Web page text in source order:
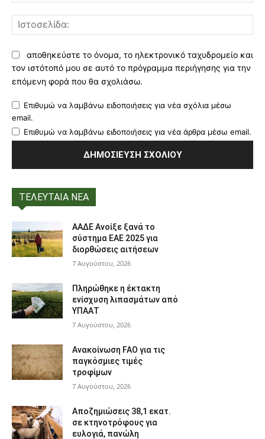
αποθηκεύστε το όνομα, το ηλεκτρονικό ταχυδρομείο και
τον ιστότοπό μου σε αυτό το πρόγραμμα περιήγησης για την
επόμενη φορά που θα σχολιάσω.
Επιθυμώ να λαμβάνω ειδοποιήσεις για νέα σχόλια μέσω
email.
Επιθυμώ να λαμβάνω ειδοποιήσεις για νέα άρθρα μέσω email.
ΤΕΛΕΥΤΑΙΑ ΝΕΑ
ΑΑΔΕ Ανοίξε ξανά το
σύστημα ΕΑΕ 2025 για
διορθώσεις αιτήσεων
7 Αυγούστου, 2026
Πληρώθηκε η έκτακτη
ενίσχυση λιπασμάτων από
ΥΠΑΑΤ
7 Αυγούστου, 2026
Ανακοίνωση FAO για τις
παγκόσμιες τιμές
τροφίμων
7 Αυγούστου, 2026
Αποζημιώσεις 38,1 εκατ.
σε κτηνοτρόφους για
ευλογιά, πανώλη